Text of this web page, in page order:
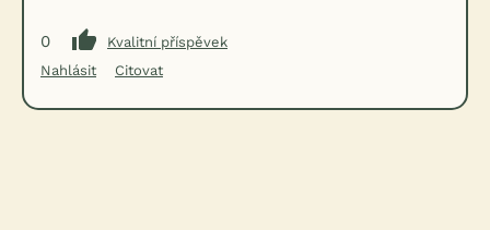
0
Kvalitní příspěvek
Nahlásit
Citovat